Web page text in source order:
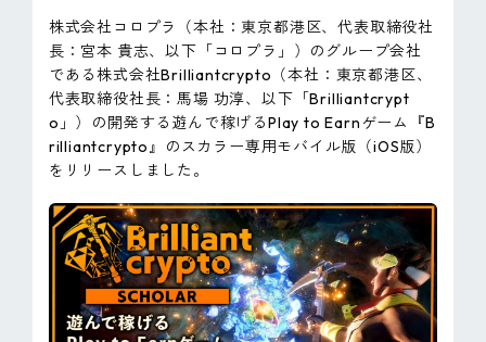
EN
株式会社コロプラ（本社：東京都港区、代表取締役社
長：宮本 貴志、以下「コロプラ」）のグループ会社
である株式会社Brilliantcrypto（本社：東京都港区、
代表取締役社長：馬場 功淳、以下「Brilliantcrypt
o」）の開発する遊んで稼げるPlay to Earnゲーム『B
rilliantcrypto』のスカラー専用モバイル版（iOS版）
をリリースしました。